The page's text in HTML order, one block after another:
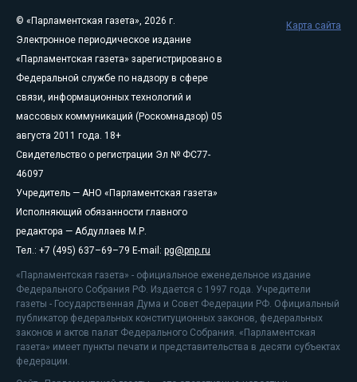
© «Парламентская газета», 2026 г.
Электронное периодическое издание
«Парламентская газета» зарегистрировано в
Федеральной службе по надзору в сфере
связи, информационных технологий и
массовых коммуникаций (Роскомнадзор) 05
августа 2011 года. 18+
Свидетельство о регистрации Эл № ФС77-
46097
Учредитель — АНО «Парламентская газета»
Исполняющий обязанности главного
редактора — Абдуллаев М.Р.
Тел.: +7 (495) 637–69–79 E-mail: pg@pnp.ru
«Парламентская газета» - официальное еженедельное издание
Федерального Собрания РФ. Издается с 1997 года. Учредители
газеты - Государственная Дума и Совет Федерации РФ. Официальный
публикатор федеральных конституционных законов, федеральных
законов и актов палат Федерального Собрания. «Парламентская
газета» имеет пункты печати и представительства в десяти субъектах
федерации.
Карта сайта